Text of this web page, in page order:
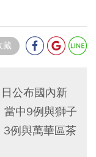
藏
公布國內新
當中9例與獅子
例與萬華區茶